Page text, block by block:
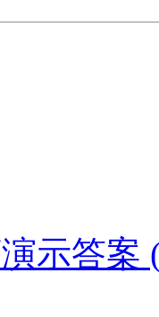
示答案